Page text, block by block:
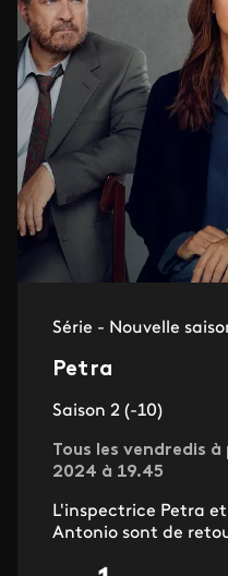
Série - Nouvelle
Petra
Saison 2 (-10)
Tous les vendredis
2024 à 19.45
L'inspectrice Petra
Antonio sont de